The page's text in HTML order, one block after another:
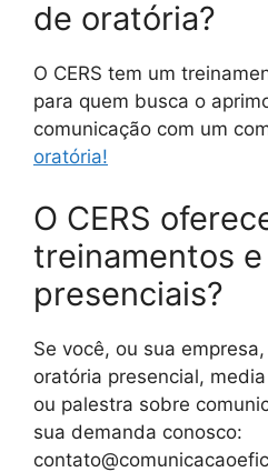
de oratória?
O CERS tem um
para quem busca o
comunicação com um
oratória!
O CERS
treinamentos
presenciais?
Se você, ou sua
oratória presencial,
ou palestra sobre
sua demanda conosco: